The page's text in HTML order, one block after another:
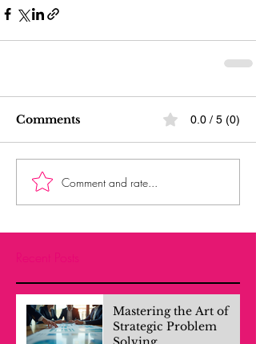
Comments 0.0 / 5 (0)
Comment and rate...
Mastering the Art of
Strategic Problem